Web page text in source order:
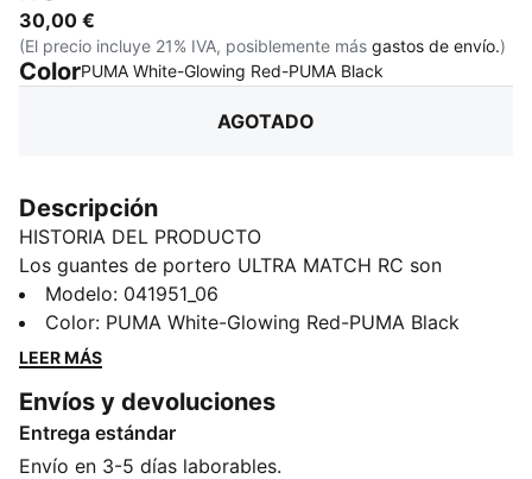
30,00 €
(El precio incluye 21% IVA, posiblemente más gastos de envío.)
ColorPUMA White-Glowing Red-PUMA Black
AGOTADO
Descripción
HISTORIA DEL PRODUCTO
Los guantes de portero ULTRA MATCH RC son
guantes de entrenamiento robustos, que proporciona
una comodidad y un agarre excelentes. Permiten
buenos despejes de puños gracias al relieve de látex
DETALLES
Palma de látex multiagarre de 3 mm: Buen agarre y
durabilidad
Modelo: 041951_06
Color: PUMA White-Glowing Red-PUMA Black
LEER MÁS
Envíos y devoluciones
Entrega estándar
Envío en 3-5 días laborables.